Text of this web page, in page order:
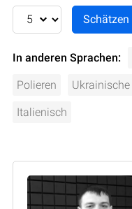
In anderen Sprachen:
Polieren Ukrainische
Italienisch